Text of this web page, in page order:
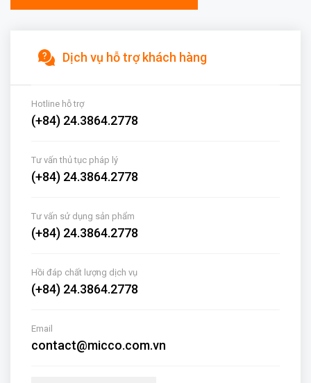
Dịch vụ hỗ trợ khách hàng
Hotline hỗ trợ
(+84) 24.3864.2778
Tư vấn thủ tục pháp lý
(+84) 24.3864.2778
Tư vấn sử dụng sản phẩm
(+84) 24.3864.2778
Hồi đáp chất lượng dịch vụ
(+84) 24.3864.2778
Email
contact@micco.com.vn